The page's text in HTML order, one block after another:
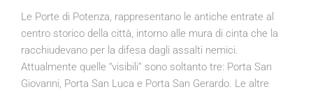
Le Porte di Potenza, rappresentano le antiche entrate al
centro storico della città, intorno alle mura di cinta che la
racchiudevano per la difesa dagli assalti nemici.
Attualmente quelle “visibili” sono soltanto tre: Porta San
Giovanni, Porta San Luca e Porta San Gerardo. Le altre